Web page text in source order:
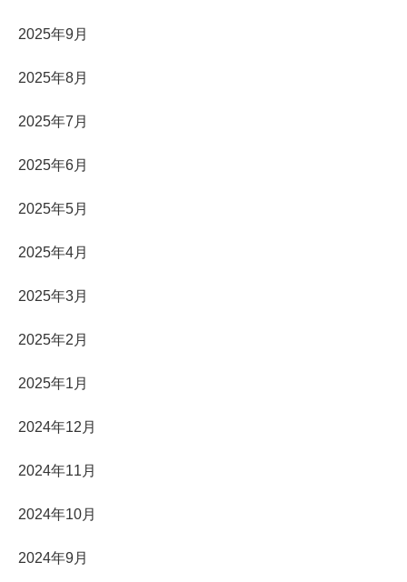
2025年9月
2025年8月
2025年7月
2025年6月
2025年5月
2025年4月
2025年3月
2025年2月
2025年1月
2024年12月
2024年11月
2024年10月
2024年9月